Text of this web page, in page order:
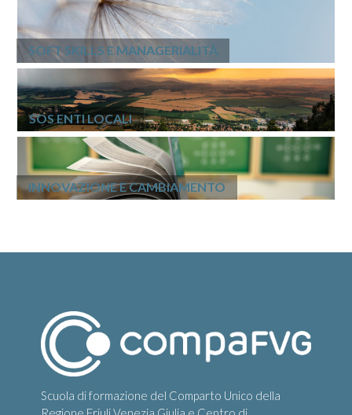
SOFT SKILLS E MANAGERIALITÀ
SOS ENTI LOCALI
INNOVAZIONE E CAMBIAMENTO
Scuola di formazione del Comparto Unico della